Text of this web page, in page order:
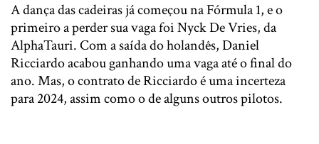
A dança das cadeiras já começou na Fórmula 1, e o
primeiro a perder sua vaga foi Nyck De Vries, da
AlphaTauri. Com a saída do holandês, Daniel
Ricciardo acabou ganhando uma vaga até o final do
ano. Mas, o contrato de Ricciardo é uma incerteza
para 2024, assim como o de alguns outros pilotos.